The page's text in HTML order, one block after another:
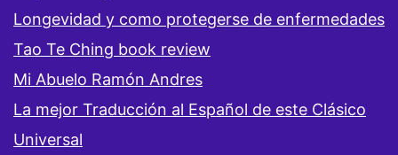
Longevidad y como protegerse de enfermedades
Tao Te Ching book review
Mi Abuelo Ramón Andres
La mejor Traducción al Español de este Clásico
Universal